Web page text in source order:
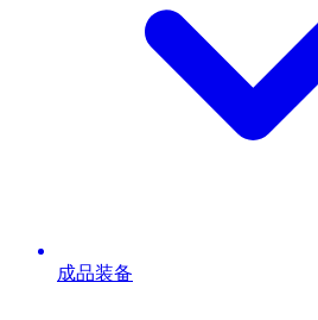
成品装备